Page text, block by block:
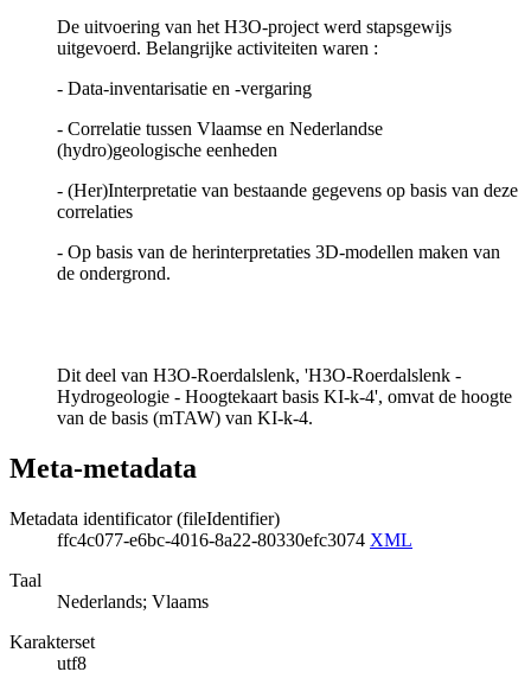
De uitvoering van het H3O-project werd stapsgewijs
uitgevoerd. Belangrijke activiteiten waren :
- Data-inventarisatie en -vergaring
- Correlatie tussen Vlaamse en Nederlandse
(hydro)geologische eenheden
- (Her)Interpretatie van bestaande gegevens op basis van deze
correlaties
- Op basis van de herinterpretaties 3D-modellen maken van
de ondergrond.
Dit deel van H3O-Roerdalslenk, 'H3O-Roerdalslenk -
Hydrogeologie - Hoogtekaart basis KI-k-4', omvat de hoogte
van de basis (mTAW) van KI-k-4.
Meta-metadata
Metadata identificator (fileIdentifier)
ffc4c077-e6bc-4016-8a22-80330efc3074 XML
Taal
Nederlands; Vlaams
Karakterset
utf8